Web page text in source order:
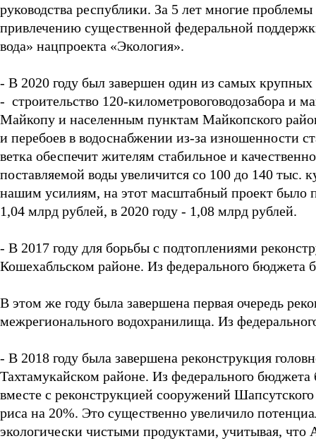
руководства республики. За 5 лет многие
привлечению существенной федеральной
вода» нацпроекта «Экология».
- В 2020 году был завершен один из самых
- строительство 120-километровоговодозабора и
Майкопу и населенным пунктам Майкопского
и перебоев в водоснабжении из-за изношенности
ветка обеспечит жителям стабильное и
поставляемой воды увеличится со 100 до 140 тыс.
нашим усилиям, на этот масштабный проект было
1,04 млрд рублей, в 2020 году - 1,08 млрд рублей.
- В 2017 году для борьбы с подтоплениями
Кошехабльском районе. Из федерального бюджета
В этом же году была завершена первая очередь
межрегионального водохранилища. Из
- В 2018 году была завершена реконструкция
Тахтамукайском районе. Из федерального
вместе с реконструкцией сооружений
риса на 20%. Это существенно увеличило
экологически чистыми продуктами, учитывая, что